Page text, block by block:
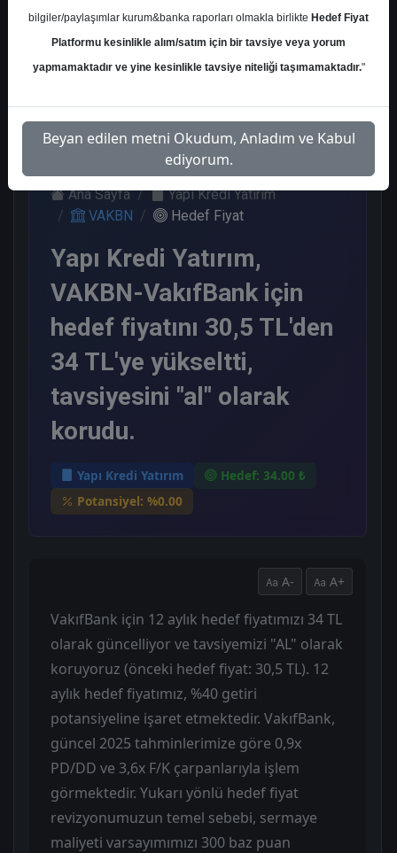
6
Paralel
Get.
1
Altı Get.
1
Üstü Get.
3
Cuma, 17 Ocak 2025
Ana Sayfa
Yapı Kredi Yatırım
VAKBN
Hedef Fiyat
Yapı Kredi Yatırım,
VAKBN-VakıfBank için
hedef fiyatını 30,5 TL'den
34 TL'ye yükseltti,
tavsiyesini "al" olarak
korudu.
Yapı Kredi Yatırım
Hedef: 34.00 ₺
Potansiyel: %0.00
A- A+
VakıfBank için 12 aylık hedef fiyatımızı 34 TL
olarak güncelliyor ve tavsiyemizi "AL" olarak
koruyoruz (önceki hedef fiyat: 30,5 TL). 12
aylık hedef fiyatımız, %40 getiri
potansiyeline işaret etmektedir. VakıfBank,
güncel 2025 tahminlerimize göre 0,9x
PD/DD ve 3,6x F/K çarpanlarıyla işlem
görmektedir. Yukarı yönlü hedef fiyat
revizyonumuzun temel sebebi, sermaye
maliyeti varsayımımızı 300 baz puan
bilgiler/paylaşımlar kurum&banka raporları olmakla birlikte Hedef Fiyat
Platformu kesinlikle alım/satım için bir tavsiye veya yorum
yapmamaktadır ve yine kesinlikle tavsiye niteliği taşımamaktadır."
Beyan edilen metni Okudum, Anladım ve Kabul
ediyorum.